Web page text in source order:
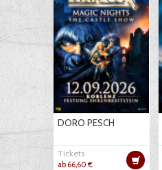
DORO PESCH
Tickets
ab 66,60 €